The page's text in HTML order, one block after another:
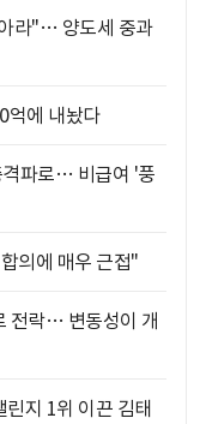
라"… 양도세 중과
억에 내놨다
격파로… 비급여 '풍
의에 매우 근접"
전락… 변동성이 개
지 1위 이끈 김태